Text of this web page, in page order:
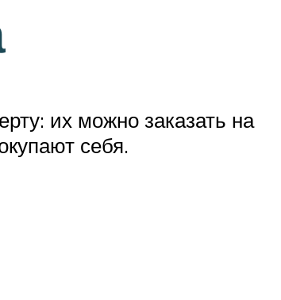
их можно заказать на
себя.